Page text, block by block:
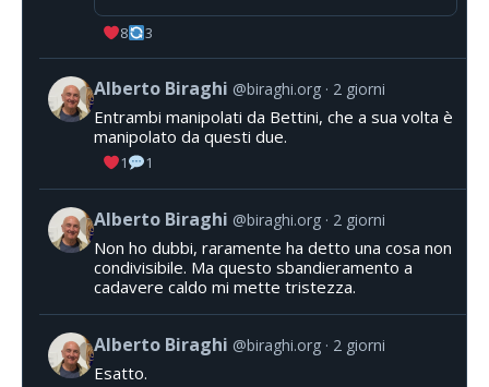
8 3
Alberto Biraghi @biraghi.org 2 giorni
Entrambi manipolati da Bettini, che a sua volta è
manipolato da questi due.
1 1
Alberto Biraghi @biraghi.org 2 giorni
Non ho dubbi, raramente ha detto una cosa non
condivisibile. Ma questo sbandieramento a
cadavere caldo mi mette tristezza.
Alberto Biraghi @biraghi.org 2 giorni
Esatto.